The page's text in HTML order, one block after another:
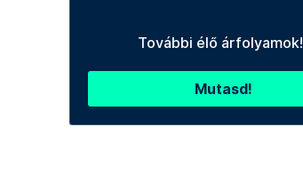
További élő árfolyamok!
Mutasd!